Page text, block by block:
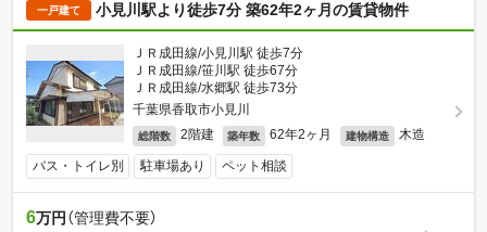
一戸建て 小見川駅より徒歩7分 築62年2ヶ月の賃貸物件
ＪＲ成田線/小見川駅 徒歩7分
ＪＲ成田線/笹川駅 徒歩67分
ＪＲ成田線/水郷駅 徒歩73分
千葉県香取市小見川
総階数 2階建 築年数 62年2ヶ月 建物構造 木造
バス・トイレ別 駐車場あり ペット相談
6万円 （管理費不要）